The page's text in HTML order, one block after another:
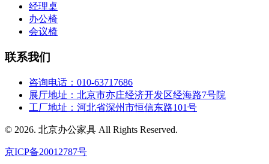
经理桌
办公椅
会议椅
联系我们
咨询电话：010-63717686
展厅地址：北京市亦庄经济开发区经海路7号院
工厂地址：河北省深州市恒信东路101号
© 2026. 北京办公家具 All Rights Reserved.
京ICP备20012787号